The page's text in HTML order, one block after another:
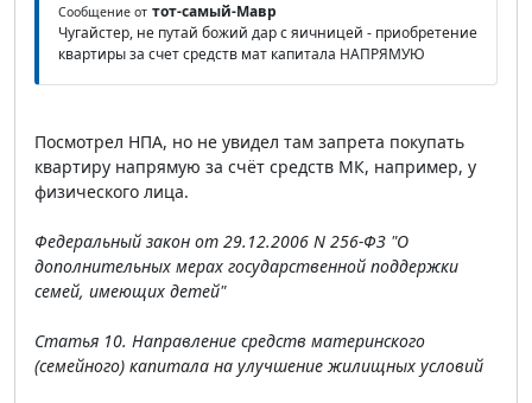
Сообщение от тот-самый-Мавр
Чугайстер, не путай божий дар с яичницей - приобретение
квартиры за счет средств мат капитала НАПРЯМУЮ
Посмотрел НПА, но не увидел там запрета покупать
квартиру напрямую за счёт средств МК, например, у
физического лица.
Федеральный закон от 29.12.2006 N 256-ФЗ "О
дополнительных мерах государственной поддержки
семей, имеющих детей"
Статья 10. Направление средств материнского
(семейного) капитала на улучшение жилищных условий